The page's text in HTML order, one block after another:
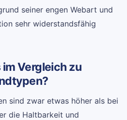
seiner engen Webart und
sehr widerstandsfähig
Vergleich zu
sind zwar etwas höher als bei
die Haltbarkeit und